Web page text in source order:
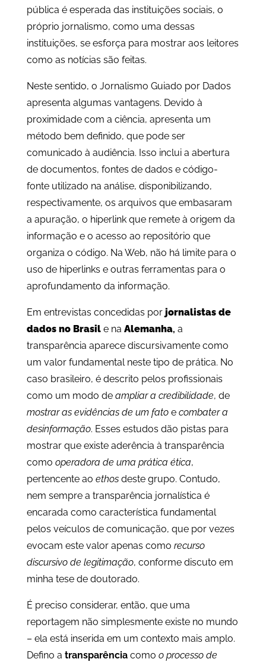
pública é esperada das instituições sociais, o
próprio jornalismo, como uma dessas
instituições, se esforça para mostrar aos leitores
como as notícias são feitas.
Neste sentido, o Jornalismo Guiado por Dados
apresenta algumas vantagens. Devido à
proximidade com a ciência, apresenta um
método bem definido, que pode ser
comunicado à audiência. Isso inclui a abertura
de documentos, fontes de dados e código-
fonte utilizado na análise, disponibilizando,
respectivamente, os arquivos que embasaram
a apuração, o hiperlink que remete à origem da
informação e o acesso ao repositório que
organiza o código. Na Web, não há limite para o
uso de hiperlinks e outras ferramentas para o
aprofundamento da informação.
Em entrevistas concedidas por jornalistas de
dados no Brasile na Alemanha, a
transparência aparece discursivamente como
um valor fundamental neste tipo de prática. No
caso brasileiro, é descrito pelos profissionais
como um modo de ampliar a credibilidade, de
mostrar as evidências de um fatoe combater a
desinformação. Esses estudos dão pistas para
mostrar que existe aderência à transparência
como operadora de uma prática ética,
pertencente ao ethosdeste grupo. Contudo,
nem sempre a transparência jornalística é
encarada como característica fundamental
pelos veículos de comunicação, que por vezes
evocam este valor apenas como recurso
discursivo de legitimação, conforme discuto em
minha tese de doutorado.
É preciso considerar, então, que uma
reportagem não simplesmente existe no mundo
– ela está inserida em um contexto mais amplo.
Defino a transparênciacomo o processo de